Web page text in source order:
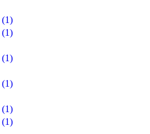
(1)
(1)
(1)
(1)
(1)
(1)